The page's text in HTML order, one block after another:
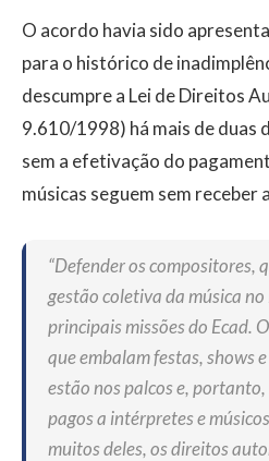
O acordo havia sido
para o histórico de
descumpre a Lei de Direitos
9.610/1998) há mais de duas
sem a efetivação do
músicas seguem sem receber
“Defender os compositores,
gestão coletiva da música
principais missões do Ecad.
que embalam festas, shows
estão nos palcos e, portanto,
pagos a intérpretes e
muitos deles, os direitos